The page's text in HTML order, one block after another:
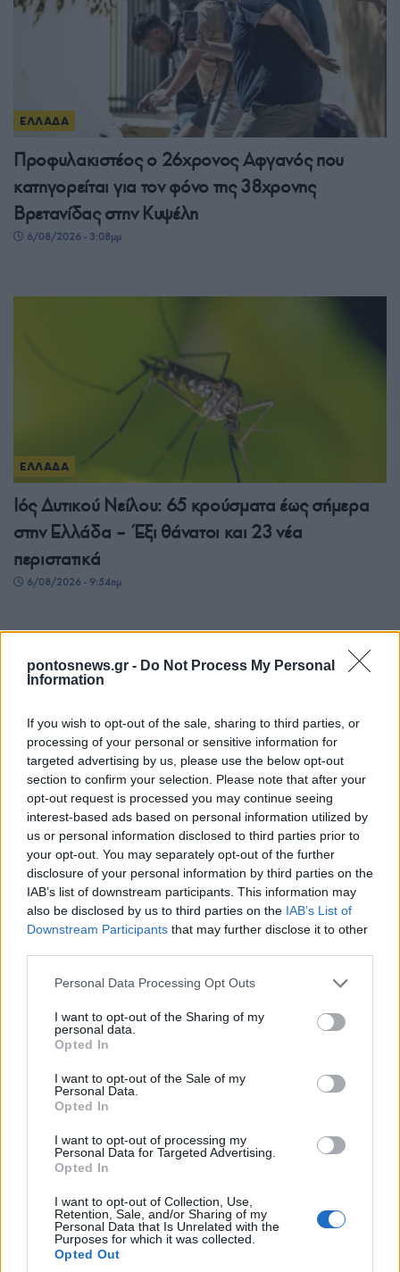
pontosnews.gr - Do Not Process My Personal
Information
If you wish to opt-out of the sale, sharing to third parties, or
processing of your personal or sensitive information for
targeted advertising by us, please use the below opt-out
section to confirm your selection. Please note that after your
opt-out request is processed you may continue seeing
interest-based ads based on personal information utilized by
us or personal information disclosed to third parties prior to
your opt-out. You may separately opt-out of the further
disclosure of your personal information by third parties on the
IAB’s list of downstream participants. This information may
also be disclosed by us to third parties on the IAB’s List of
Downstream Participants that may further disclose it to other
Please note that this website/app uses one or more Google
not limited to your visit or usage behaviour. You may click to
grant or deny consent to Google and its third-party tags to
use your data for below specified purposes in below Google
consent section.
Personal Data Processing Opt Outs
I want to opt-out of the Sharing of my
personal data.
Opted In
I want to opt-out of the Sale of my
Personal Data.
Opted In
I want to opt-out of processing my
Personal Data for Targeted Advertising.
Opted In
I want to opt-out of Collection, Use,
Retention, Sale, and/or Sharing of my
Personal Data that Is Unrelated with the
Purposes for which it was collected.
Opted Out
ΕΛΛΑΔΑ
Προφυλακιστέος ο 26χρονος Αφγανός που
κατηγορείται για τον φόνο της 38χρονης
Βρετανίδας στην Κυψέλη
6/08/2026 - 3:08μμ
ΕΛΛΑΔΑ
Ιός Δυτικού Νείλου: 65 κρούσματα έως σήμερα
στην Ελλάδα – Έξι θάνατοι και 23 νέα
περιστατικά
6/08/2026 - 9:54πμ
ΕΛΛΑΔΑ
Υπόθεση Μarfin: Στην Ελλάδα φτάνει η 46χρονη
που είχε συλληφθεί στο Λονδίνο
Καιρός: Τοπικά στους 38°C η θερμοκρασία –
Βοριάδες έως και 7 μποφόρ πρόσκαιρα
6/08/2026 - 8:08πμ